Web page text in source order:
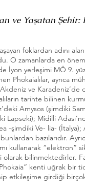
ve Yaşatan Şehir:
foklardan adını
O zamanlarda en
İyon yerleşimi MÖ 9.
Phokaialılar, ayrıca
Akdeniz ve Karadeniz’de
tarihte bilinen
Amysos (şimdiki
Lapseki); Midilli
-şimdiki Ve- lia-
bazılarıdır.
kullanarak “elektron”
olarak bilinmektedirler.
kenti uğrak bir
etkileşime girdiği